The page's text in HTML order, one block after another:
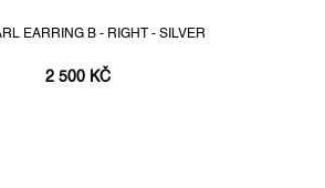
EARRING B - RIGHT - SILVER
2 500 KČ